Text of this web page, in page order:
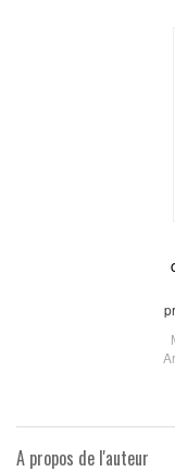
A propos de l'auteur